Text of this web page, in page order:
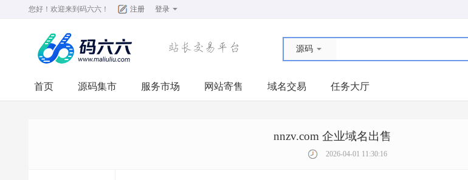
您好！欢迎来到 码六六 ！ 注册 登录
源码
首页 源码集市 服务市场 网站寄售 域名交易 任务大厅
nnzv.com 企业域名出售
2026-04-01 11:30:16